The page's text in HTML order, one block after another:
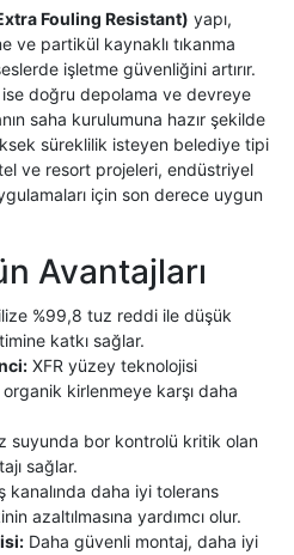
Fouling Resistant) yapı,
ve partikül kaynaklı tıkanma
işletme güvenliğini artırır.
doğru depolama ve devreye
saha kurulumuna hazır şekilde
süreklilik isteyen belediye tipi
ve resort projeleri, endüstriyel
için son derece uygun
Avantajları
%99,8 tuz reddi ile düşük
katkı sağlar.
XFR yüzey teknolojisi
kirlenmeye karşı daha
suyunda bor kontrolü kritik olan
sağlar.
kanalında daha iyi tolerans
azaltılmasına yardımcı olur.
Daha güvenli montaj, daha iyi